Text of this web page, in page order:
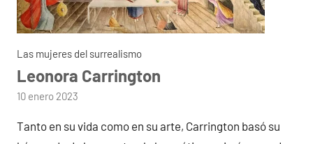
Las mujeres del surrealismo
Leonora Carrington
por
10 enero 2023
Tanto en su vida como en su arte, Carrington basó su